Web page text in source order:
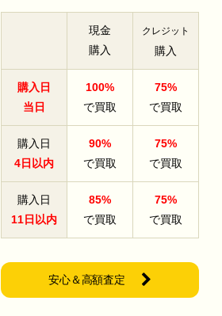
現金
購入
クレジット
購入
購入日
当日
100%
で買取
75%
で買取
購入日
4日以内
90%
で買取
75%
で買取
購入日
11日以内
85%
で買取
75%
で買取
安心＆高額査定